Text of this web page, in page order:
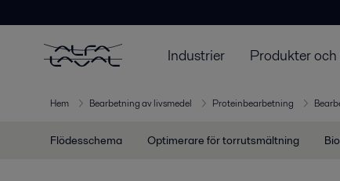
Industrier Produkter
Hem Bearbetning av livsmedel Proteinbearbetning
Flödesschema Optimerare för torrutsmältning